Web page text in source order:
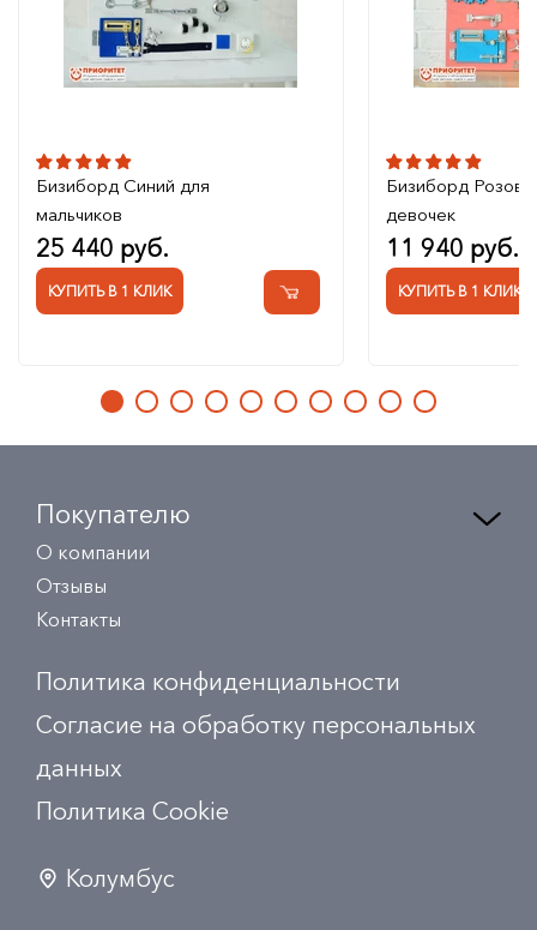
Бизиборд Синий для
мальчиков
25 440 руб.
КУПИТЬ В 1 КЛИК
Бизиборд
девочек
11 940 руб.
КУПИТЬ В 1 КЛИК
Покупателю
О компании
Отзывы
Контакты
Политика конфиденциальности
Согласие на обработку персональных
данных
Политика Сookie
Колумбус